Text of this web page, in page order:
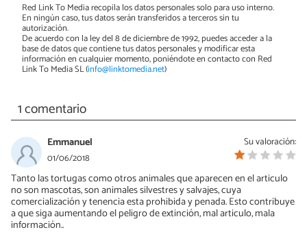
Red Link To Media recopila los datos personales solo para uso interno.
En ningún caso, tus datos serán transferidos a terceros sin tu
autorización.
De acuerdo con la ley del 8 de diciembre de 1992, puedes acceder a la
base de datos que contiene tus datos personales y modificar esta
información en cualquier momento, poniéndote en contacto con Red
Link To Media SL (info@linktomedia.net)
1 comentario
Su valoración:
Emmanuel
01/06/2018
Tanto las tortugas como otros animales que aparecen en el articulo
no son mascotas, son animales silvestres y salvajes, cuya
comercialización y tenencia esta prohibida y penada. Esto contribuye
a que siga aumentando el peligro de extinción, mal articulo, mala
información..